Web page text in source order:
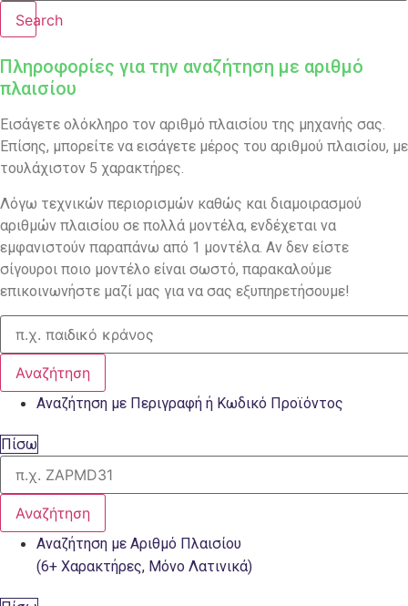
Search
Πληροφορίες για την αναζήτηση με αριθμό
πλαισίου
Εισάγετε ολόκληρο τον αριθμό πλαισίου της μηχανής σας.
Επίσης, μπορείτε να εισάγετε μέρος του αριθμού πλαισίου, με
τουλάχιστον 5 χαρακτήρες.
Λόγω τεχνικών περιορισμών καθώς και διαμοιρασμού
αριθμών πλαισίου σε πολλά μοντέλα, ενδέχεται να
εμφανιστούν παραπάνω από 1 μοντέλα. Αν δεν είστε
σίγουροι ποιο μοντέλο είναι σωστό, παρακαλούμε
επικοινωνήστε μαζί μας για να σας εξυπηρετήσουμε!
Αναζήτηση
Αναζήτηση με Περιγραφή ή Κωδικό Προϊόντος
Πίσω
Αναζήτηση
Αναζήτηση με Αριθμό Πλαισίου
(6+ Χαρακτήρες, Μόνο Λατινικά)